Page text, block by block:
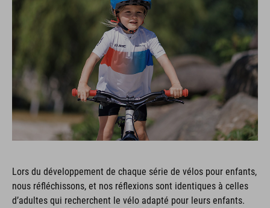
Lors du développement de chaque série de vélos pour enfants,
nous réfléchissons, et nos réflexions sont identiques à celles
d’adultes qui recherchent le vélo adapté pour leurs enfants.